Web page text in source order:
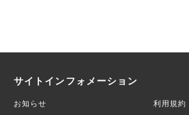
サイトインフォメーション
お知らせ 利用規約